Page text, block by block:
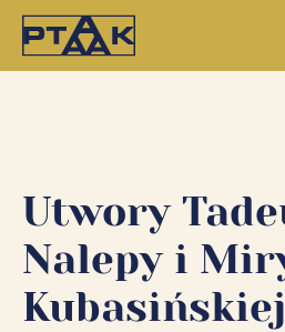
Utwory
Nalepy i
Kubasińskiej